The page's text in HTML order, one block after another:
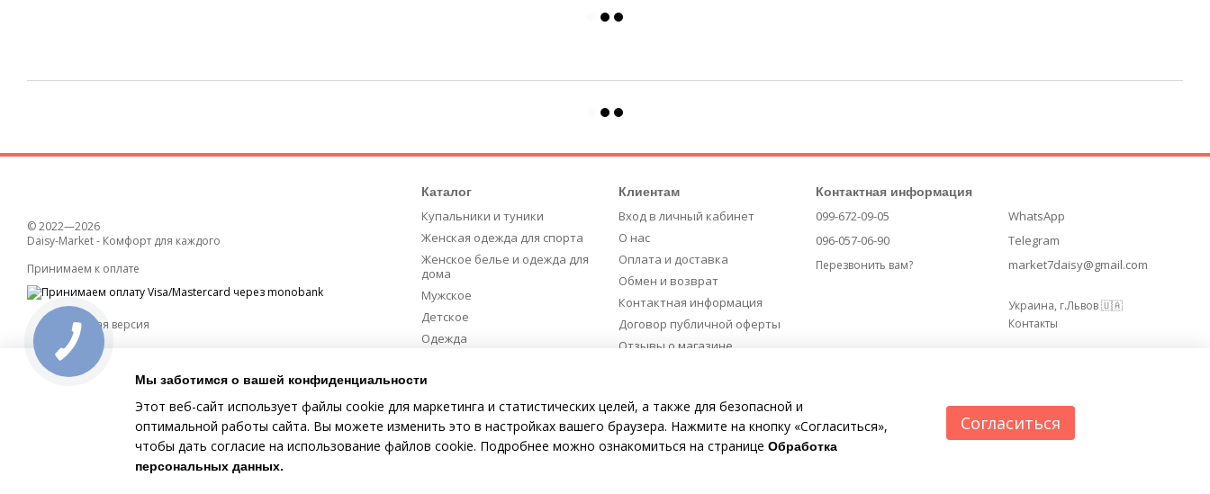
© 2022—2026
Daisy-Market - Комфорт для каждого
Принимаем к оплате
Мобильная версия
Каталог
Купальники и туники
Женская одежда для спорта
Женское белье и одежда для
дома
Мужское
Детское
Одежда
Клиентам
Вход в личный кабинет
О нас
Оплата и доставка
Обмен и возврат
Контактная информация
Договор публичной оферты
Отзывы о магазине
Мы в соцсетях
Контактная информация
099-672-09-05
096-057-06-90
Перезвонить вам?
WhatsApp
Telegram
market7daisy@gmail.com
Украина, г.Львов 🇺🇦
Контакты
Мы заботимся о вашей конфиденциальности
Этот веб-сайт использует файлы cookie для маркетинга и статистических целей, а также для безопасной и
оптимальной работы сайта. Вы можете изменить это в настройках вашего браузера. Нажмите на кнопку «Согласиться»,
чтобы дать согласие на использование файлов cookie. Подробнее можно ознакомиться на странице Обработка
персональных данных.
Согласиться